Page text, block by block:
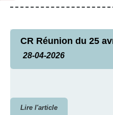
CR Réunion du 25
28-04-2026
Lire l'article